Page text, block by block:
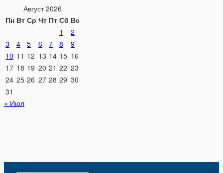
Август 2026
Пн Вт Ср Чт Пт Сб Вс
1
2
3
4 5 6 7 8
9
10 11 12 13 14 15 16
17 18 19 20 21 22 23
24 25 26 27 28 29 30
31
« Июл